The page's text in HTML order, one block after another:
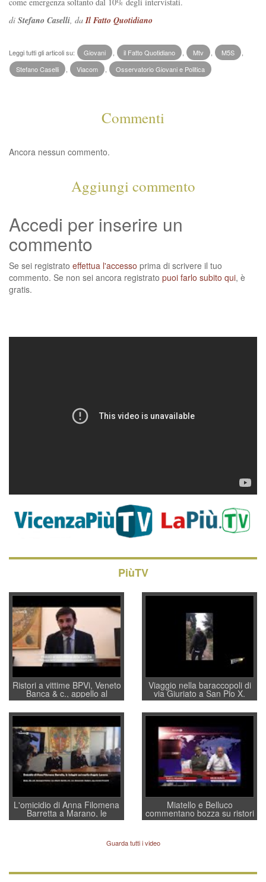
di Stefano Caselli, daIl Fatto Quotidiano
Leggi tutti gli articoli su: Giovani il Fatto Quotidiano Mtv M5S
Stefano Caselli
Viacom Osservatorio Giovani e Politica
Commenti
Ancora nessun commento.
Aggiungi commento
Accedi per inserire un
commento
Se sei registrato effettua l'accesso prima di scrivere il tuo
commento. Se non sei ancora registrato puoi farlo subito qui, è
gratis.
PiùTV
Ristori a vittime BPVi, Veneto
Banca & c., appello al
sottosegretario Alessio
Villarosa: per mettere ordine
convochi con Di Maio CNCU
a supporto della cabina di
regia al Mef
Viaggio nella baraccopoli di
via Giuriato a San Pio X.
Vicenza ai Vicentini: “faremo
un regalo di Natale ai
residenti”
L'omicidio di Anna Filomena
Barretta a Marano, le
indagini dei carabinieri di
Lavarra: più avvincenti di
quelle di... Barbara D'Urso
Miatello e Belluco
commentano bozza su ristori
BPVi e Veneto Banca
Guarda tutti i video